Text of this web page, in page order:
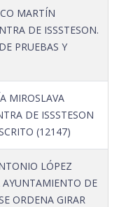
MARTÍN
DE ISSSTESON.
PRUEBAS Y
MIROSLAVA
DE ISSSTESON
(12147)
LÓPEZ
AYUNTAMIENTO DE
ORDENA GIRAR